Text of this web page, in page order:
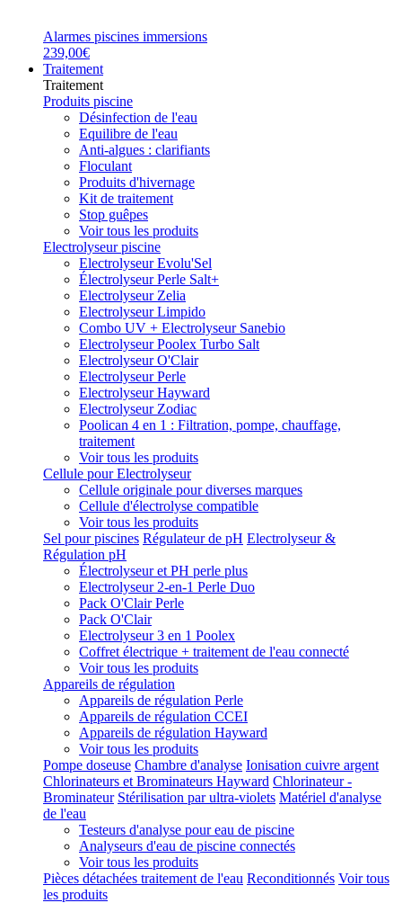
Alarmes piscines immersions
239,00€
Traitement
Traitement
Produits piscine
Désinfection de l'eau
Equilibre de l'eau
Anti-algues : clarifiants
Floculant
Produits d'hivernage
Kit de traitement
Stop guêpes
Voir tous les produits
Electrolyseur piscine
Electrolyseur Evolu'Sel
Électrolyseur Perle Salt+
Electrolyseur Zelia
Electrolyseur Limpido
Combo UV + Electrolyseur Sanebio
Electrolyseur Poolex Turbo Salt
Electrolyseur O'Clair
Electrolyseur Perle
Electrolyseur Hayward
Electrolyseur Zodiac
Poolican 4 en 1 : Filtration, pompe, chauffage,
traitement
Voir tous les produits
Cellule pour Electrolyseur
Cellule originale pour diverses marques
Cellule d'électrolyse compatible
Voir tous les produits
Sel pour piscines Régulateur de pH Electrolyseur &
Régulation pH
Électrolyseur et PH perle plus
Electrolyseur 2-en-1 Perle Duo
Pack O'Clair Perle
Pack O'Clair
Electrolyseur 3 en 1 Poolex
Coffret électrique + traitement de l'eau connecté
Voir tous les produits
Appareils de régulation
Appareils de régulation Perle
Appareils de régulation CCEI
Appareils de régulation Hayward
Voir tous les produits
Pompe doseuse Chambre d'analyse Ionisation cuivre argent
Chlorinateurs et Brominateurs Hayward Chlorinateur -
Brominateur Stérilisation par ultra-violets Matériel d'analyse
de l'eau
Testeurs d'analyse pour eau de piscine
Analyseurs d'eau de piscine connectés
Voir tous les produits
Pièces détachées traitement de l'eau Reconditionnés Voir tous
les produits